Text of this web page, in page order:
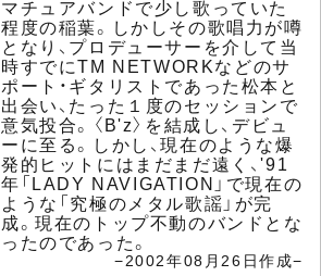
マチュアバンドで少し歌っていた
程度の稲葉。しかしその歌唱力が噂
となり、プロデューサーを介して当
時すでにTM NETWORKなどのサ
ポート・ギタリストであった松本と
出会い、たった１度のセッションで
意気投合。〈B'z〉を結成し、デビュ
ーに至る。しかし、現在のような爆
発的ヒットにはまだまだ遠く、'91
年「LADY NAVIGATION」で現在の
ような「究極のメタル歌謡」が完
成。現在のトップ不動のバンドとな
ったのであった。
−2002年08月26日作成−